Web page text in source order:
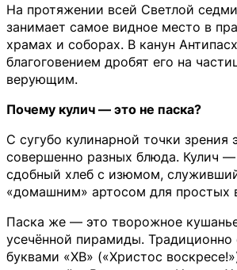
На протяжении всей Светлой
занимает самое видное место в
храмах и соборах. В канун
благоговением дробят его на
верующим.
Почему кулич — это не паска?
С сугубо кулинарной точки зрения
совершенно разных блюда. Кулич
сдобный хлеб с изюмом,
«домашним» артосом для простых
Паска же — это творожное
усечённой пирамиды. Традиционно
буквами «ХВ» («Христос